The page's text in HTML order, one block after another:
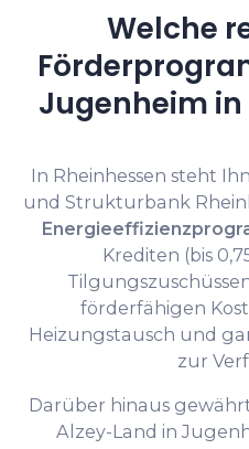
Welche
Jugenheim in
In Rheinhessen steht
und Strukturbank
Krediten (bis
förderfähigen
Heizungstausch und
zur
Darüber hinaus
Alzey-Land in